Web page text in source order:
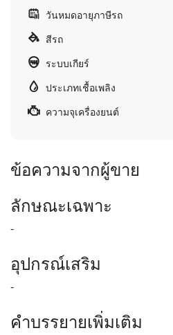
วันหมดอายุภาษีรถ
สีรถ
ระบบเกียร์
ประเภทเชื้อเพลิง
ความจุเครื่องยนต์
ข้อความจากผู้ขาย
ลักษณะเฉพาะ
-
อุปกรณ์เสริม
-
คำบรรยายเพิ่มเติม